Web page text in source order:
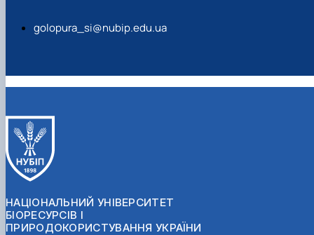
golopura_si@nubip.edu.ua
НАЦІОНАЛЬНИЙ УНІВЕРСИТЕТ
БІОРЕСУРСІВ І
ПРИРОДОКОРИСТУВАННЯ УКРАЇНИ